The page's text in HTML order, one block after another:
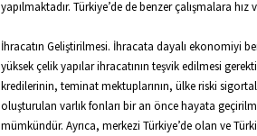
yapılmaktadır. Türkiye’de de benzer çalışmalara hız
İhracatın Geliştirilmesi. İhracata dayalı ekonomiyi
yüksek çelik yapılar ihracatının teşvik edilmesi
kredilerinin, teminat mektuplarının, ülke riski
oluşturulan varlık fonları bir an önce hayata
mümkündür. Ayrıca, merkezi Türkiye’de olan ve